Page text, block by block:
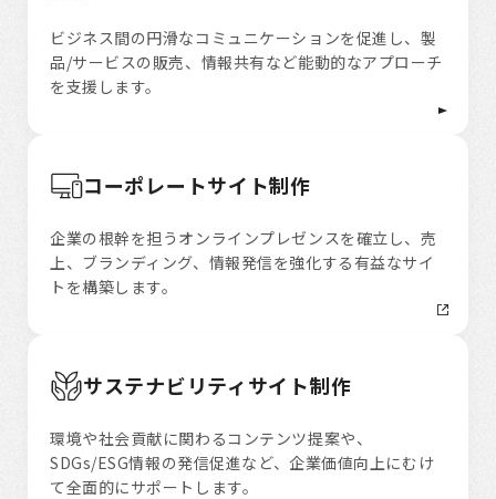
ビジネス間の円滑なコミュニケーションを促進し、製
品/サービスの販売、情報共有など能動的なアプローチ
を支援します。
コーポレートサイト制作
企業の根幹を担うオンラインプレゼンスを確立し、売
上、ブランディング、情報発信を強化する有益なサイ
トを構築します。
サステナビリティサイト制作
環境や社会貢献に関わるコンテンツ提案や、
SDGs/ESG情報の発信促進など、企業価値向上にむけ
て全面的にサポートします。